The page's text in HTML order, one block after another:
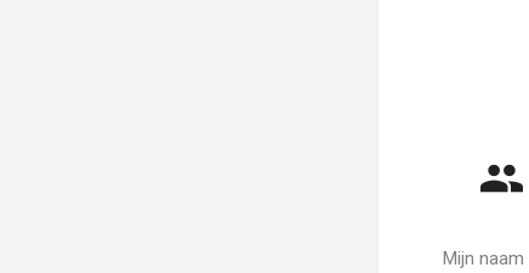
Mijn naam